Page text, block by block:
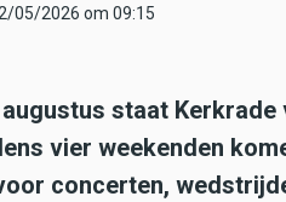
05/2026 om 09:15
staat
vier weekenden
concerten,